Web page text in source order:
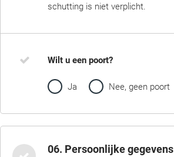
schutting is niet verplicht.
Wilt u een poort?
Ja Nee, geen poort
06. Persoonlijke gegevens